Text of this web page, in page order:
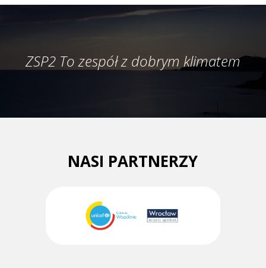
ZSP2 To zespół z dobrym klimatem
NASI PARTNERZY